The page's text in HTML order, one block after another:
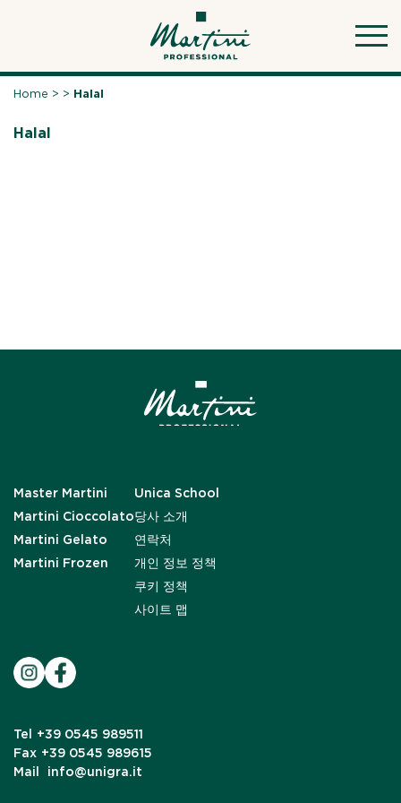
Home > > Halal
Halal
Master Martini
Martini Cioccolato
Martini Gelato
Martini Frozen
Unica School
당사 소개
연락처
개인 정보 정책
쿠키 정책
사이트 맵
Tel
+39 0545 989511
Fax +39 0545 989615
Mail
info@unigra.it